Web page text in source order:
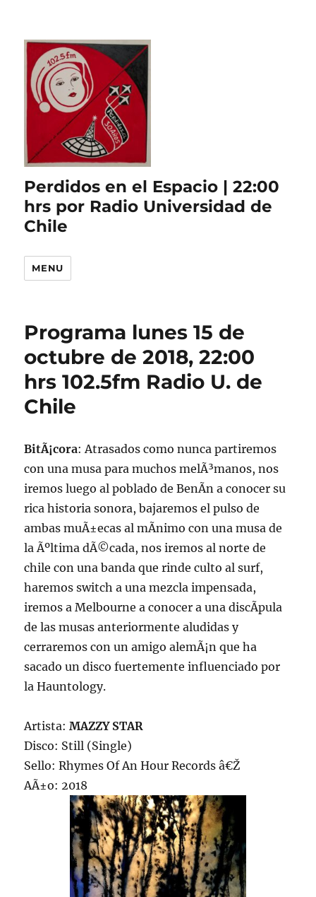
Perdidos en el Espacio | 22:00
hrs por Radio Universidad de
Chile
MENU
Programa lunes 15 de
octubre de 2018, 22:00
hrs 102.5fm Radio U. de
Chile
BitÃ¡cora: Atrasados como nunca partiremos
con una musa para muchos melÃ³manos, nos
iremos luego al poblado de BenÃ­n a conocer su
rica historia sonora, bajaremos el pulso de
ambas muÃ±ecas al mÃ­nimo con una musa de
la Ãºltima dÃ©cada, nos iremos al norte de
chile con una banda que rinde culto al surf,
haremos switch a una mezcla impensada,
iremos a Melbourne a conocer a una discÃ­pula
de las musas anteriormente aludidas y
cerraremos con un amigo alemÃ¡n que ha
sacado un disco fuertemente influenciado por
la Hauntology.
Artista:MAZZY STAR
Disco: Still (Single)
Sello: Rhymes Of An Hour Records â€Ž
AÃ±o: 2018